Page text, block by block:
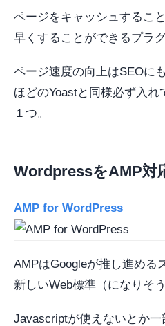
ページをキャッシュするこ
早くすることができるプラグ
ページ速度の向上はSEOに
ほどのYoastと同様必ず入
１つ。
WordpressをAMP対
AMP for WordPress
AMPはGoogleが推し進める
新しいWeb標準（になりそ
Javascriptが使えないとか一